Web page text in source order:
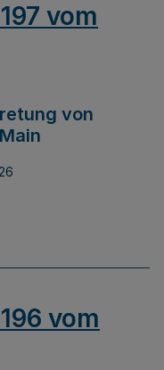
vom
von
vom